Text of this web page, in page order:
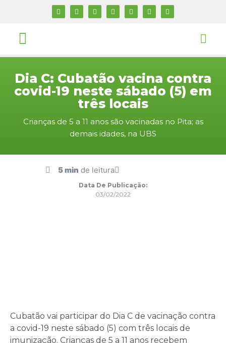
Dia C: Cubatão vacina contra
covid-19 neste sábado (5) em
três locais
Crianças de 5 a 11 anos são vacinadas no Pita; as
demais idades, na UBS
5 min de leitura
Data De Publicação:
03/02/2022
Cubatão vai participar do Dia C de vacinação contra
a covid-19 neste sábado (5) com três locais de
imunização. Crianças de 5 a 11 anos recebem